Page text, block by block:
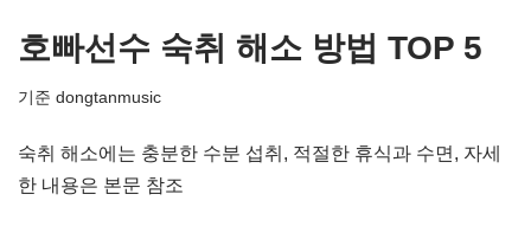
호빠선수 숙취 해소 방법 TOP 5
기준 dongtanmusic
숙취 해소에는 충분한 수분 섭취, 적절한 휴식과 수면, 자세
한 내용은 본문 참조